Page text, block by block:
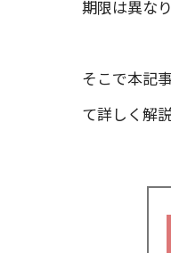
期限は異なり
そこで本記
て詳しく解